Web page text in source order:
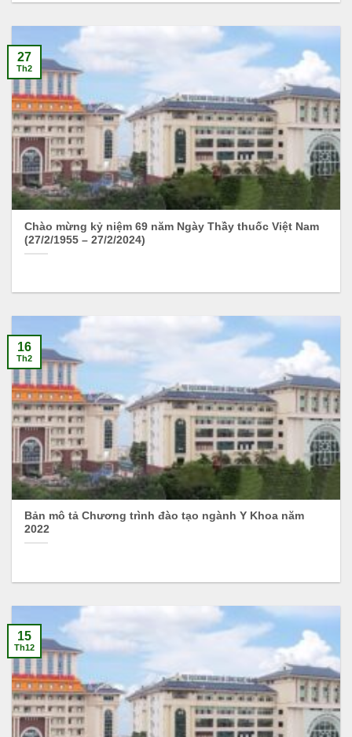
Chào mừng kỷ niệm 69 năm Ngày Thầy thuốc Việt Nam
(27/2/1955 – 27/2/2024)
27
Th2
Bản mô tả Chương trình đào tạo ngành Y Khoa năm
2022
16
Th2
15
Th12